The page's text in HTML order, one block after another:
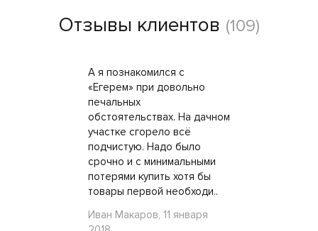
Отзывы клиентов (109)
А я познакомился с
«Егерем» при довольно
печальных
обстоятельствах. На дачном
участке сгорело всё
подчистую. Надо было
срочно и с минимальными
потерями купить хотя бы
товары первой необходи..
Иван Макаров, 11 января